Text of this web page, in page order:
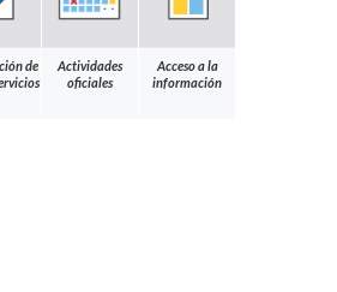
de
Actividades
oficiales
Acceso a la
información